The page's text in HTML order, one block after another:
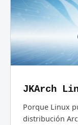
JKArch
Porque Linux
distribución